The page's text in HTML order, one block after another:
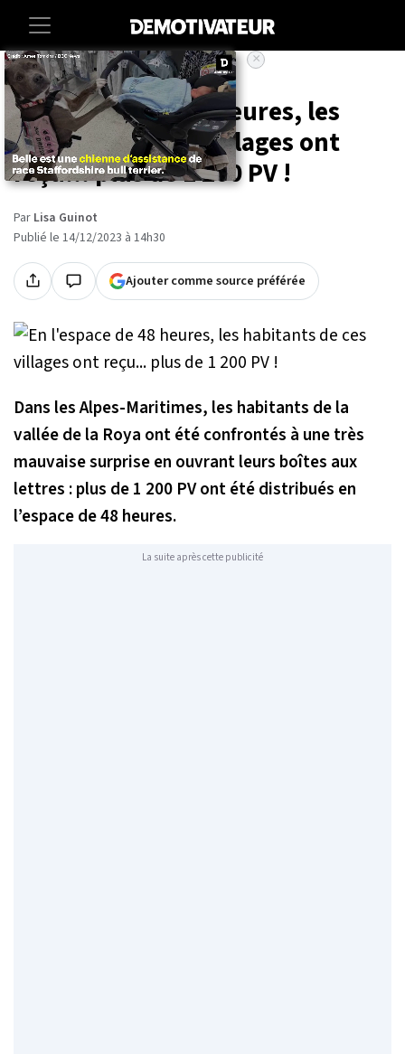
Accueil Societe Insolite
En l'espace de 48 heures, les
habitants de ces villages ont
reçu... plus de 1 200 PV !
Par Lisa Guinot
Publié le 14/12/2023 à 14h30
Ajouter comme source préférée
Dans les Alpes-Maritimes, les habitants de la
vallée de la Roya ont été confrontés à une très
mauvaise surprise en ouvrant leurs boîtes aux
lettres : plus de 1 200 PV ont été distribués en
l’espace de 48 heures.
La suite après cette publicité
×